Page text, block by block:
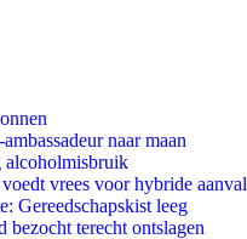
naar maan
alcoholmisbruik
vrees voor hybride aanval
Gereedschapskist leeg
bezocht terecht ontslagen